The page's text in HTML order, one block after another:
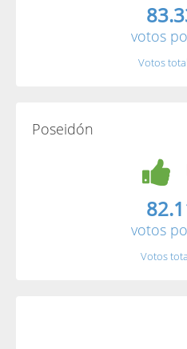
votos
Votos
Poseidón
votos
Votos